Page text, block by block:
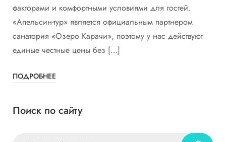
факторами и комфортными условиями для гостей.
«Апельсин-тур» является официальным партнером
санатория «Озеро Карачи», поэтому у нас действуют
единые честные цены без […]
ПОДРОБНЕЕ
Поиск по сайту